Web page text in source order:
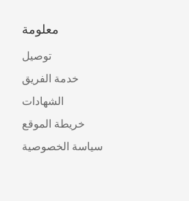
معلومة
توصيل
خدمة الفريق
الشهادات
خريطة الموقع
سياسة الخصوصية